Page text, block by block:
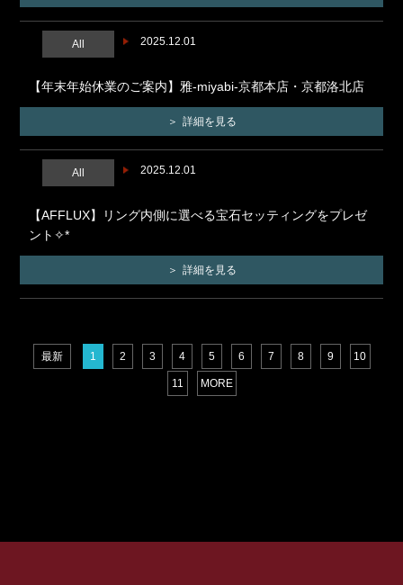
2025.12.01
All
【年末年始休業のご案内】雅-miyabi-京都本店・京都洛北店
詳細を見る
2025.12.01
All
【AFFLUX】リング内側に選べる宝石セッティングをプレゼ
ント✧*
詳細を見る
最新 1 2 3 4 5 6 7 8 9 10
11 MORE